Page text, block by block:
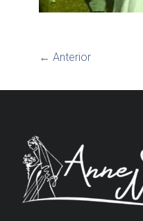
← Anterior